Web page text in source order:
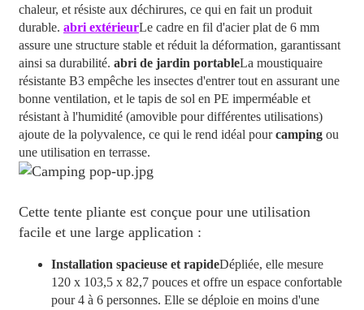
chaleur, et résiste aux déchirures, ce qui en fait un produit
durable. abri extérieurLe cadre en fil d'acier plat de 6 mm
assure une structure stable et réduit la déformation, garantissant
ainsi sa durabilité. abri de jardin portableLa moustiquaire
résistante B3 empêche les insectes d'entrer tout en assurant une
bonne ventilation, et le tapis de sol en PE imperméable et
résistant à l'humidité (amovible pour différentes utilisations)
ajoute de la polyvalence, ce qui le rend idéal pourcampingou
une utilisation en terrasse.
Cette tente pliante est conçue pour une utilisation
facile et une large application :
Installation spacieuse et rapideDépliée, elle mesure
120 x 103,5 x 82,7 pouces et offre un espace confortable
pour 4 à 6 personnes. Elle se déploie en moins d'une